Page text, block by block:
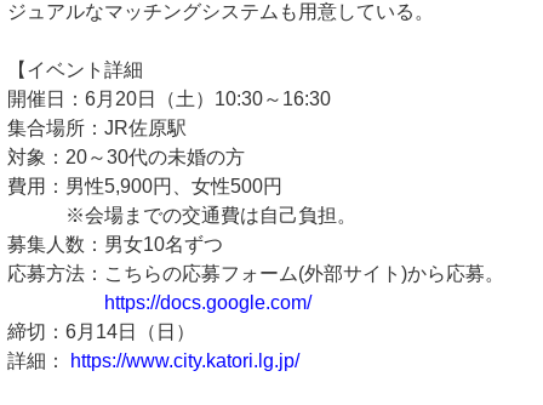
ジュアルなマッチングシステムも用意している。
【イベント詳細
開催日：6月20日（土）10:30～16:30
集合場所：JR佐原駅
対象：20～30代の未婚の方
費用：男性5,900円、女性500円
※会場までの交通費は自己負担。
募集人数：男女10名ずつ
応募方法：こちらの応募フォーム(外部サイト)から応募。
https://docs.google.com/
締切：6月14日（日）
詳細：
https://www.city.katori.lg.jp/